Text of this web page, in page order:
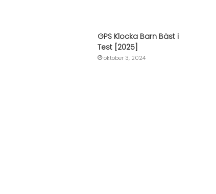
GPS Klocka Barn Bäst i
Test [2025]
oktober 3, 2024